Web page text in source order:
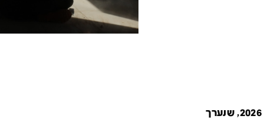
קטלוג זה מציג את כל משתתפי יריד צבע טרי 2026, שנערך